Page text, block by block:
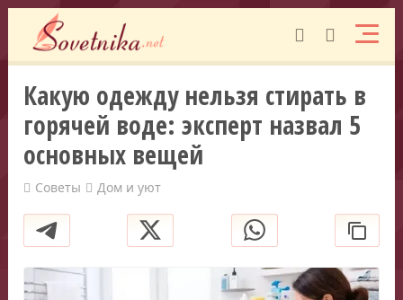
Какую одежду нельзя стирать в
горячей воде: эксперт назвал 5
основных вещей
Советы Дом и уют